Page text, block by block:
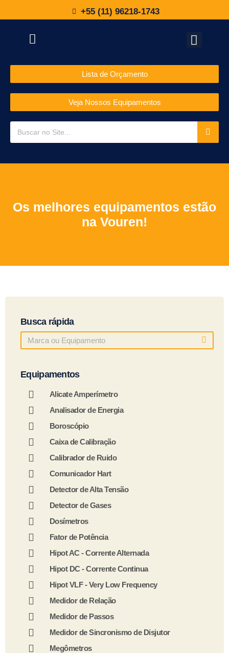
+55 (11) 96218-1743
Lista de Orçamento
Veja Nossos Equipamentos
Os melhores equipamentos estão
na Vouren!
Busca rápida
Equipamentos
Alicate Amperímetro
Analisador de Energia
Boroscópio
Caixa de Calibração
Calibrador de Ruido
Comunicador Hart
Detector de Alta Tensão
Detector de Gases
Dosímetros
Fator de Potência
Hipot AC - Corrente Alternada
Hipot DC - Corrente Continua
Hipot VLF - Very Low Frequency
Medidor de Relação
Medidor de Passos
Medidor de Sincronismo de Disjutor
Megômetros